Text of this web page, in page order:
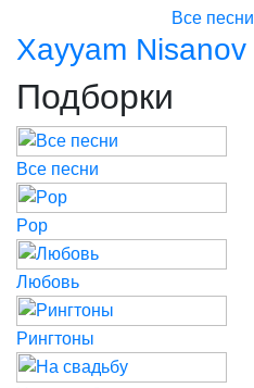
Все
Xayyam Nisanov
Подборки
Все песни
Pop
Любовь
Рингтоны